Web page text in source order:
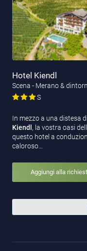
Hotel Kiendl
Scena - Merano &
S
In mezzo a una distesa
Kiendl , la vostra oasi
questo hotel a
caloroso…
Aggiungi alla